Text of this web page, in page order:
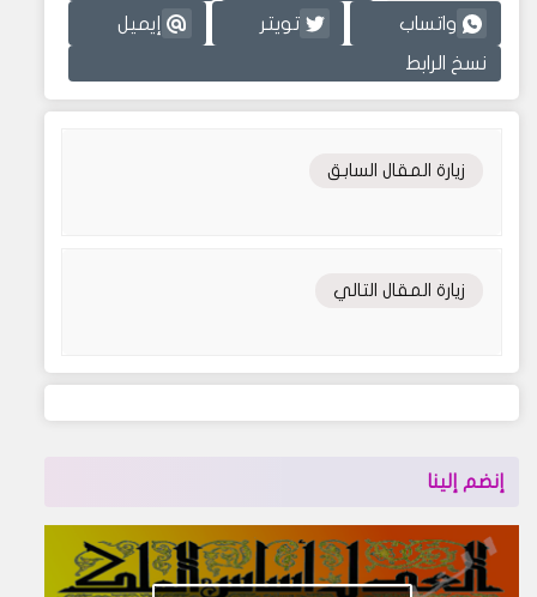
واتساب تويتر إيميل
نسخ الرابط
زيارة المقال السابق
زيارة المقال التالي
إنضم إلينا